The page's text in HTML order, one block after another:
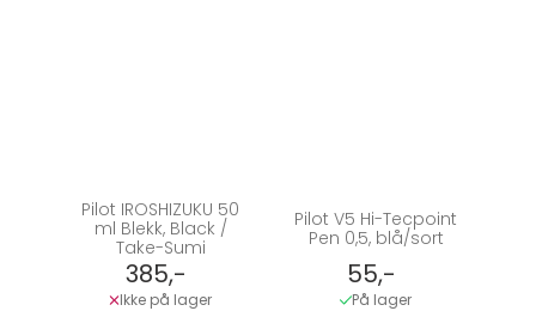
Pilot IROSHIZUKU 50
ml Blekk, Black /
Take-Sumi
385,-
Ikke på lager
Pilot V5 Hi-Tecpoint
Pen 0,5, blå/sort
55,-
På lager